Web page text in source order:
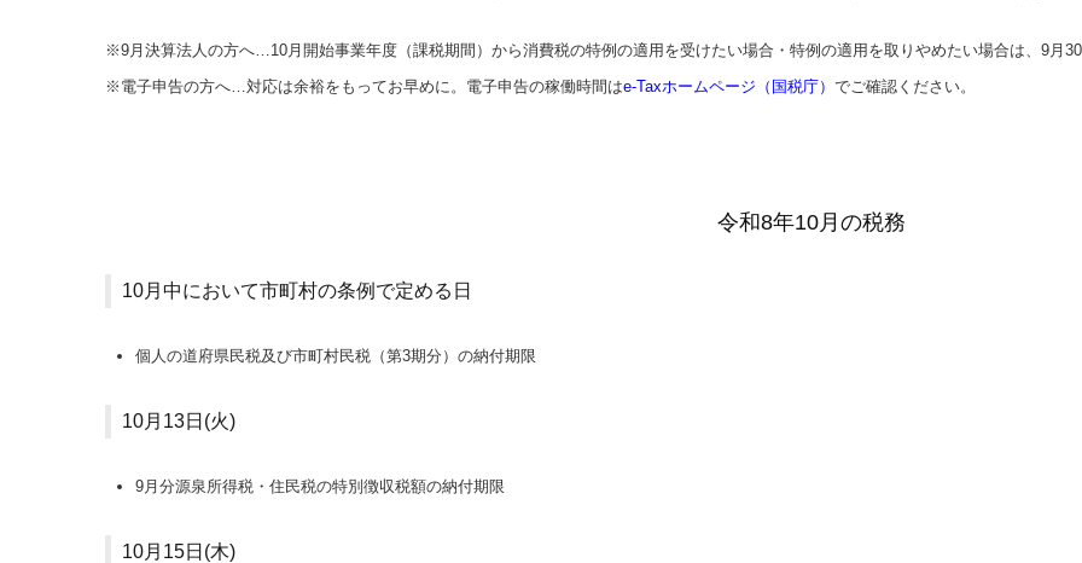
※9月決算法人の方へ…10月開始事業年度（課税期間）から消費税の特例の適用を受けたい場合・特例の適用を取りやめたい場合は、9月
※電子申告の方へ…対応は余裕をもってお早めに。電子申告の稼働時間はe-Taxホームページ（国税庁） でご確認ください。
令和8年10月の税務
10月中において市町村の条例で定める日
個人の道府県民税及び市町村民税（第3期分）の納付期限
10月13日(火)
9月分源泉所得税・住民税の特別徴収税額の納付期限
10月15日(木)